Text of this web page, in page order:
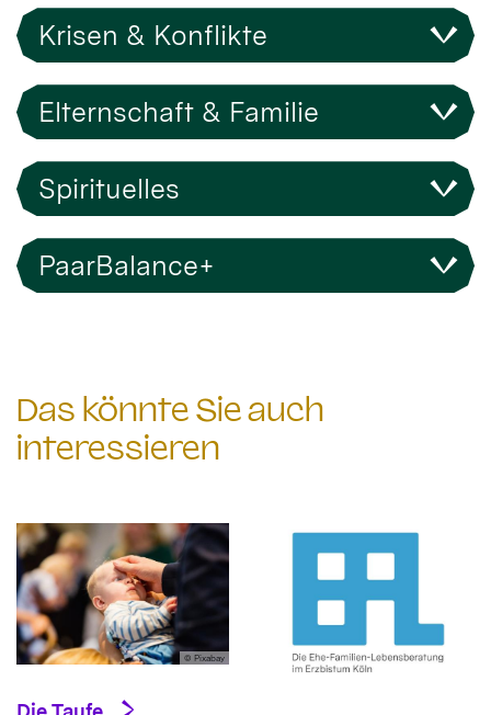
Krisen & Konflikte
Elternschaft & Familie
Spirituelles
PaarBalance+
Das könnte Sie auch
interessieren
© Pixabay